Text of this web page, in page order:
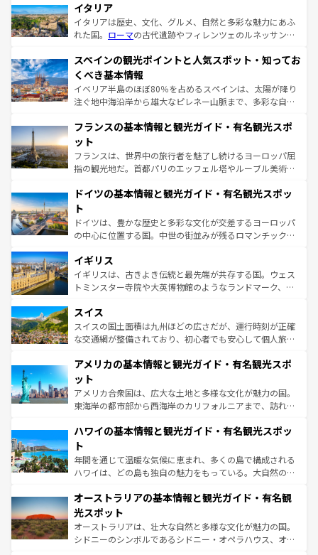
イタリア
イタリアは歴史、文化、グルメ、自然と多彩な魅力にあふ
れた国。 ローマの古代遺跡やフィレンツェのルネッサンス
ろん、トスカーナの美しい田園風景やアマルフィ海岸の絶
景など、自然景観も見逃せない。観光の合間には、本場の
ピザやパスタなど、絶品のイタリア料理を堪能することも
できる。朝目覚めてから夜眠るまで、すべての瞬間を楽し
なお、新着のイタリア情報はコンテンツ一覧を参照してほ
しい。
スペインの観光ポイントと人気スポット・知ってお
くべき基本情報
イベリア半島のほぼ80％を占めるスペインは、太陽が降り
注ぐ地中海沿岸から雄大なピレネー山脈まで、多彩な自然
文化が根付くこの国では、情熱的なフラメンコ、熱気あふ
れる闘牛、そして美味しいタパスが生活の一部となってい
る。首都マドリードの洗練された雰囲気や、バルセロナの
アートに溢れた街角から、地方では古代ローマ遺跡や中世
せる。地方によって風土や気候が異なるスペインはその個
ンテンツ一覧 を参照してほしい。
フランスの基本情報と観光ガイド・有名観光スポ
ット
フランスは、世界中の旅行者を魅了し続けるヨーロッパ屈
指の観光地だ。首都パリのエッフェル塔やルーブル美術館
で、幅広い魅力が詰まっている。華麗な宮殿、歴史的な大
聖堂、美しいビーチ、そして豊かな自然が、訪れる者を心
から魅了する。また、フランスは美食の国としても知ら
れ、フランス料理はユネスコ無形文化遺産にも登録されて
香り高いラベンダー畑など、多彩な楽しみ方が可能だ。さ
らに、パリ以外の地域にも魅力が溢れており、どの街角に
も豊かな歴史と文化が息づいている。パリ以外の個性あふ
を参照してほしい。
ドイツの基本情報と観光ガイド・有名観光スポッ
ト
ドイツは、豊かな歴史と多彩な文化が交差するヨーロッパ
の中心に位置する国。中世の街並みが残るロマンチック街
顔を持つこの国は、どこを歩いても飽きることがない。ベ
ルリンの文化的活気、バイエルン州のアルプスの絶景、そ
してライン川沿いのワイン畑といった風景は必見。ビール
は、お酒好きな人にはぜひ体験してほしい。 なお、新着の
ドイツ情報はコンテンツ一覧を参照してほしい。
イギリス
イギリスは、古きよき伝統と最先端が共存する国。ウェス
トミンスター寺院や大英博物館のようなランドマーク、歴
リアごとに異なる魅力がある。また、優雅なアフタヌーン
ティー、ビール好きにはたまらない英国パブ、サッカー観
戦など、本場だからこそできる体験も豊富。イギリスを旅
ンツ一覧を参照してほしい。
スイス
スイスの国土面積は九州ほどの広さだが、運行時刻が正確
な交通網が整備されており、初心者でも安心して個人旅行
の建物がそのまま残る町や、スイスならではのユニークな
博物館もあり、アルプス観光だけでなく町歩きも満喫する
ことができる。国民の所得が高いため物価も高いが、旅行
者向けの交通パス提供のサービスもあり、うまく活用すれ
着のスイス情報はコンテンツ一覧を参照してほしい。
アメリカの基本情報と観光ガイド・有名観光スポ
ット
アメリカ合衆国は、広大な土地と多様な文化が魅力の国。
東海岸の都市部から西海岸のカリフォルニアまで、訪れる
のような巨大都市は、観光、ショッピング、エンターテイ
ンメントが詰まった刺激的なスポットだ。一方、アメリカ
西部には大自然が広がり、グランドキャニオンやイエロー
ストーン国立公園といった絶景が堪能できる。さらに、南
文化が魅力。旅行者はアメリカの各地域で異なる魅力を楽
しみながら、その多様性と豊かな歴史を感じることができ
るだろう。車でのロードトリップや列車の旅も、アメリカ
ならではの贅沢な旅のスタイルだ。 なお、新着のアメリカ
情報は コンテンツ一覧 を参照してほしい。
ハワイの基本情報と観光ガイド・有名観光スポッ
ト
年間を通じて温暖な気候に恵まれ、多くの島で構成される
ハワイは、どの島も独自の魅力をもっている。大自然の神
ワイ島は見逃せない。また、定番の観光地といえばオアフ
島だが、静かな自然を求めるならマウイ島やカウアイ島が
おすすめ。エメラルドグリーンに輝く海をはじめ、豊かな
文化や歴史が息づいている。「アロハスピリット」と呼ば
オーストラリアの基本情報と観光ガイド・有名観
光スポット
オーストラリアは、壮大な自然と多様な文化が魅力の国。
シドニーのシンボルであるシドニー・オペラハウス、オー